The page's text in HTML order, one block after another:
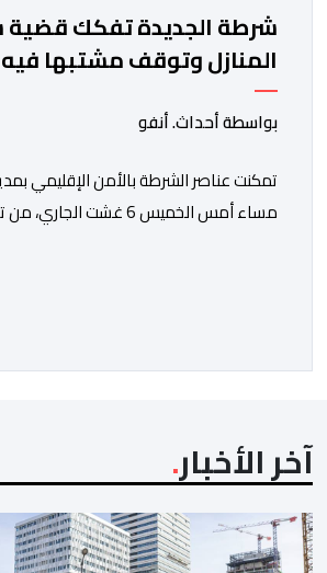
شرطة الجديدة تفكك
المنازل وتوقف مشتبها
محل مجوهرات
بواسطة أحداث. أنفو
تمكنت عناصر الشرطة بالأمن الإقليمي
مساء أمس الخميس 6 غشت
تسفر الأبحاث والتحريات المنجزة عن […]
آخر الأخبار